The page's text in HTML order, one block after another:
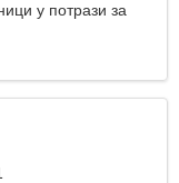
у потрази за